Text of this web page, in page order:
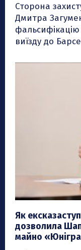
Сторона
Дмитра
виїзду до
Як
дозволила
майно